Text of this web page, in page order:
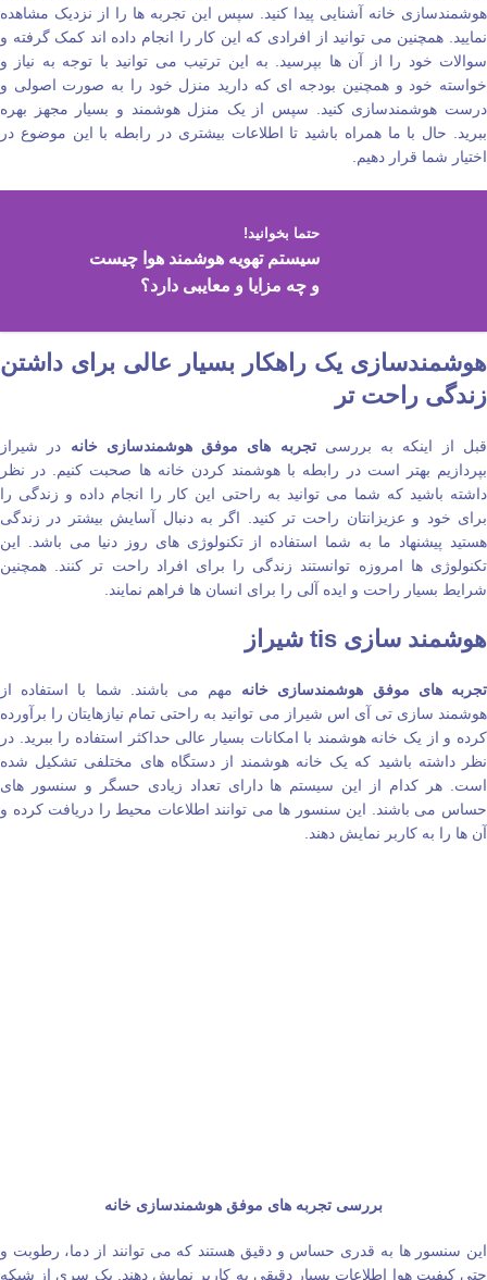
هوشمندسازی خانه آشنایی پیدا کنید. سپس این تجربه‌ ها را از نزدیک مشاهده
نمایید. همچنین می‌ توانید از افرادی که این کار را انجام داده‌ اند کمک گرفته و
سوالات خود را از آن ها بپرسید. به این ترتیب می‌ توانید با توجه به نیاز و
خواسته خود و همچنین بودجه‌ ای که دارید منزل خود را به صورت اصولی و
درست هوشمندسازی کنید. سپس از یک منزل هوشمند و بسیار مجهز بهره
ببرید. حال با ما همراه باشید تا اطلاعات بیشتری در رابطه با این موضوع در
اختیار شما قرار دهیم.
حتما بخوانید!
سیستم تهویه هوشمند هوا چیست
و چه مزایا و معایبی دارد؟
هوشمندسازی یک راهکار بسیار عالی برای داشتن
زندگی راحت‌ تر
قبل از اینکه به بررسیتجربه‌ های موفق هوشمندسازی خانه در شیراز
بپردازیم بهتر است در رابطه با هوشمند کردن خانه‌ ها صحبت کنیم. در نظر
داشته باشید که شما می‌ توانید به راحتی این کار را انجام داده و زندگی را
برای خود و عزیزانتان راحت‌ تر کنید. اگر به دنبال آسایش بیشتر در زندگی
هستید پیشنهاد ما به شما استفاده از تکنولوژی‌ های روز دنیا می‌ باشد. این
تکنولوژی‌ ها امروزه توانستند زندگی را برای افراد راحت‌ تر کنند. همچنین
شرایط بسیار راحت و ایده‌ آلی را برای انسان‌ ها فراهم نمایند.
هوشمند سازی tis شیراز
تجربه‌ های موفق هوشمندسازی خانه مهم می باشند. شما با استفاده از
هوشمند سازی تی آی اس شیراز می‌ توانید به راحتی تمام نیازهایتان را برآورده
کرده و از یک خانه هوشمند با امکانات بسیار عالی حداکثر استفاده را ببرید. در
نظر داشته باشید که یک خانه هوشمند از دستگاه‌ های مختلفی تشکیل شده
است. هر کدام از این سیستم‌ ها دارای تعداد زیادی حسگر و سنسور های
حساس می‌ باشند. این سنسور ها می‌ توانند اطلاعات محیط را دریافت کرده و
آن ها را به کاربر نمایش دهند.
بررسی تجربه‌ های موفق هوشمندسازی خانه
این سنسور ها به قدری حساس و دقیق هستند که می‌ توانند از دما، رطوبت و
حتی کیفیت هوا اطلاعات بسیار دقیقی به کاربر نمایش دهند. یک سری از شبکه‌